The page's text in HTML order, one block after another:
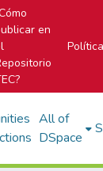
en
All of
DSpace